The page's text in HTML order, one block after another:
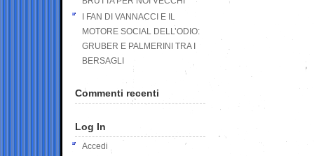
I FAN DI VANNACCI E IL
MOTORE SOCIAL DELL’ODIO:
GRUBER E PALMERINI TRA I
BERSAGLI
Commenti recenti
Log In
Accedi